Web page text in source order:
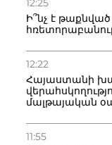
12:25
Ի՞նչ է
12:22
Հայաստանի
մալթայական
11:55